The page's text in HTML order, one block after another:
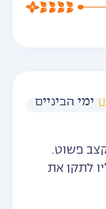
ימי הביניים
פשוט.
לתקן את